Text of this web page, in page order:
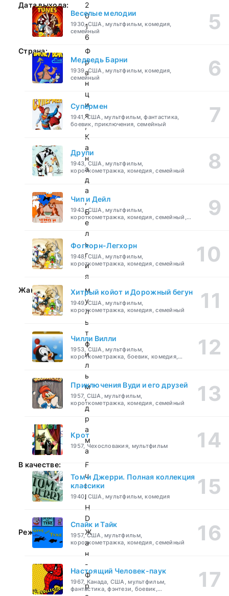
Дата выхода:
2
0
1
6
Страна:
Ф
р
а
н
ц
и
я
,
К
а
н
а
д
а
,
Б
е
л
ь
г
и
я
Жанр:
м
у
л
ь
т
ф
и
л
ь
м
,
д
р
а
м
а
В качестве:
F
u
l
l
H
D
Режиссер:
Ж
а
н
-
Ф
р
Веселые мелодии
1930, США, мультфильм, комедия,
семейный
Медведь Барни
1939, США, мультфильм, комедия,
семейный
Супермен
1941, США, мультфильм, фантастика,
боевик, приключения, семейный
Друпи
1943, США, мультфильм,
короткометражка, комедия, семейный
Чип и Дейл
1943, США, мультфильм,
короткометражка, комедия, семейный,
детский
Фогхорн-Легхорн
1948, США, мультфильм,
короткометражка, комедия, семейный
Хитрый койот и Дорожный бегун
1949, США, мультфильм,
короткометражка, комедия, семейный
Чилли Вилли
1953, США, мультфильм,
короткометражка, боевик, комедия,
приключения, семейный
Приключения Вуди и его друзей
1957, США, мультфильм,
короткометражка, комедия, семейный
Крот
1957, Чехословакия, мультфильм
Том и Джерри. Полная коллекция
классики
1940, США, мультфильм, комедия
Спайк и Тайк
1957, США, мультфильм,
короткометражка, комедия, семейный
Настоящий Человек-паук
1967, Канада, США, мультфильм,
фантастика, фэнтези, боевик,